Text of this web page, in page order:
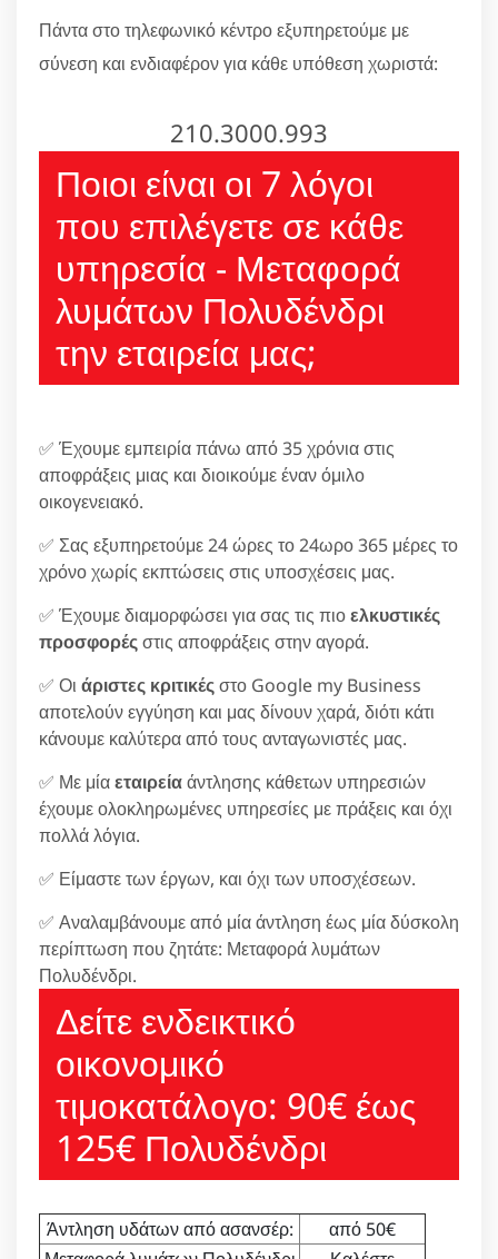
Πάντα στο τηλεφωνικό κέντρο εξυπηρετούμε με
σύνεση και ενδιαφέρον για κάθε υπόθεση χωριστά:
210.3000.993
Ποιοι είναι οι 7 λόγοι
που επιλέγετε σε κάθε
υπηρεσία - Μεταφορά
λυμάτων Πολυδένδρι
την εταιρεία μας;
✅ Έχουμε εμπειρία πάνω από 35 χρόνια στις
αποφράξεις μιας και διοικούμε έναν όμιλο
οικογενειακό.
✅ Σας εξυπηρετούμε 24 ώρες το 24ωρο 365 μέρες το
χρόνο χωρίς εκπτώσεις στις υποσχέσεις μας.
✅ Έχουμε διαμορφώσει για σας τις πιοελκυστικές
προσφορέςστις αποφράξεις στην αγορά.
✅ Οι άριστες κριτικέςστο Google my Business
αποτελούν εγγύηση και μας δίνουν χαρά, διότι κάτι
κάνουμε καλύτερα από τους ανταγωνιστές μας.
✅ Με μίαεταιρείαάντλησης κάθετων υπηρεσιών
έχουμε ολοκληρωμένες υπηρεσίες με πράξεις και όχι
πολλά λόγια.
✅ Είμαστε των έργων, και όχι των υποσχέσεων.
✅ Αναλαμβάνουμε από μία άντληση έως μία δύσκολη
περίπτωση που ζητάτε: Μεταφορά λυμάτων
Πολυδένδρι.
Δείτε ενδεικτικό
οικονομικό
τιμοκατάλογο: 90€ έως
125€ Πολυδένδρι
Άντληση υδάτων από ασανσέρ:
από 50€